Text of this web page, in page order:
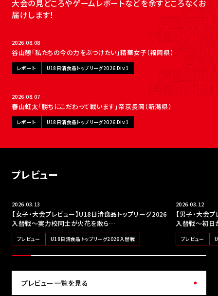
大会の見どころやゲームレポートなどを余すところなくお
届けします！
NEW
2026.08.08
谷山憩「私たちの今の力をぶつけたい」精華女子（福岡県）
レポート U18日清食品トップリーグ2026 Div.1
NEW
2026.08.07
春山虹太「勝ちにこだわって戦います」帝京長岡（新潟県）
レポート U18日清食品トップリーグ2026 Div.1
プレビュー
2026.03.13
【女子・大会プレビュー】U18日清食品トップリーグ2026
入替戦〜実力校同士が火花を散ら…
プレビュー U18日清食品トップリーグ2026入替戦
2026.03.12
【男子・大会
入替戦〜初日
プレビュー
プレビュー一覧を見る